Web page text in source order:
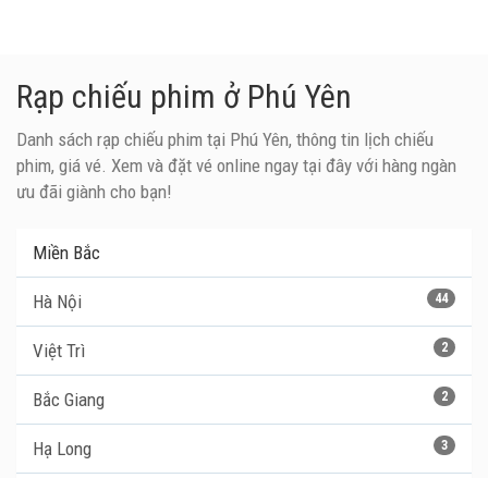
Rạp chiếu phim ở Phú Yên
Danh sách rạp chiếu phim tại Phú Yên, thông tin lịch chiếu
phim, giá vé. Xem và đặt vé online ngay tại đây với hàng ngàn
ưu đãi giành cho bạn!
Miền Bắc
44
Hà Nội
2
Việt Trì
2
Bắc Giang
3
Hạ Long